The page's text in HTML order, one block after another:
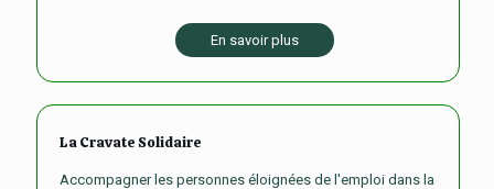
En savoir plus
La Cravate Solidaire
Accompagner les personnes éloignées de l'emploi dans la